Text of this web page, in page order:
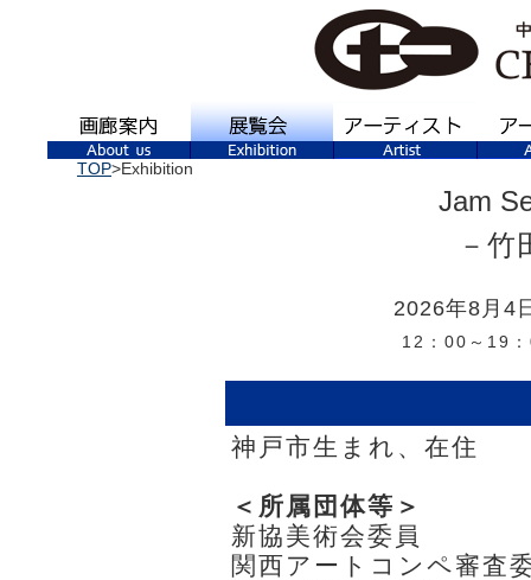
TOP>Exhibition
Jam
－竹
2026年8月4
12：00～19
神戸市生まれ、在住
＜所属団体等＞
新協美術会委員
関西アートコンペ審査